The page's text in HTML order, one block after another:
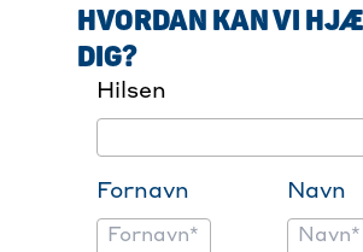
HVORDAN KAN VI
DIG?
Hilsen
Fornavn Navn